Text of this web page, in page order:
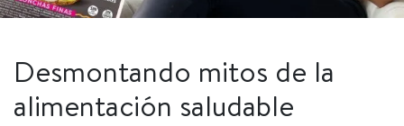
Desmontando mitos de la
alimentación saludable